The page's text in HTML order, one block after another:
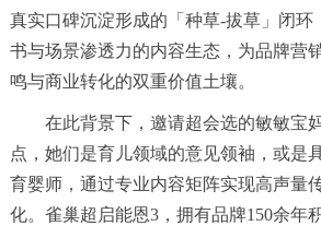
真实口碑沉淀形成的「种草-拔草」闭环
书与场景渗透力的内容生态，为品牌营
鸣与商业转化的双重价值土壤。
在此背景下，邀请超会选的敏敏宝
点，她们是育儿领域的意见领袖，或是
育婴师，通过专业内容矩阵实现高声量
化。雀巢超启能恩3，拥有品牌150余年